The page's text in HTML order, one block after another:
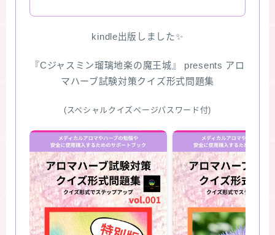
kindle出版しました✨
『Cジャスミン瑠璃地楽の魔王城』 presents アロ
マハーブ試験対策クイズ形式問題集
(スペシャルクイズページパスワード付)